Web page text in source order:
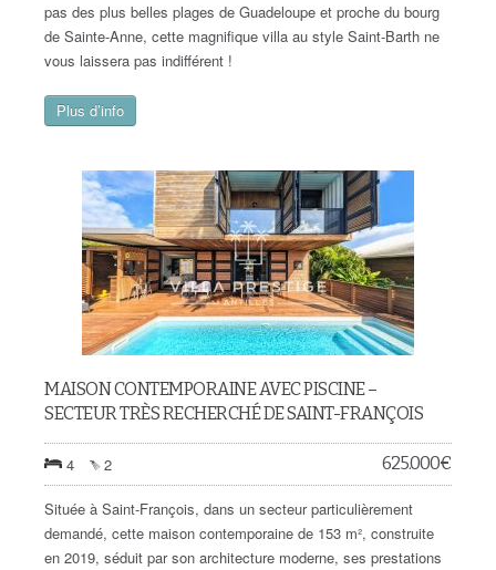
pas des plus belles plages de Guadeloupe et proche du bourg
de Sainte-Anne, cette magnifique villa au style Saint-Barth ne
vous laissera pas indifférent !
Plus d’info
MAISON CONTEMPORAINE AVEC PISCINE –
SECTEUR TRÈS RECHERCHÉ DE SAINT-FRANÇOIS
4 2 625.000€
Située à Saint-François, dans un secteur particulièrement
demandé, cette maison contemporaine de 153 m², construite
en 2019, séduit par son architecture moderne, ses prestations